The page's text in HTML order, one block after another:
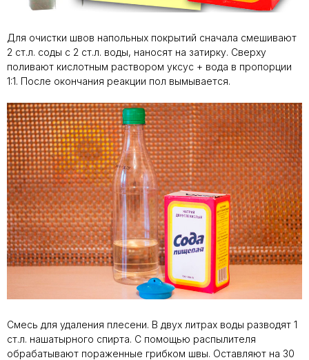
Для очистки швов напольных покрытий сначала смешивают
2 ст.л. соды с 2 ст.л. воды, наносят на затирку. Сверху
поливают кислотным раствором уксус + вода в пропорции
1:1. После окончания реакции пол вымывается.
Смесь для удаления плесени. В двух литрах воды разводят 1
ст.л. нашатырного спирта. С помощью распылителя
обрабатывают пораженные грибком швы. Оставляют на 30